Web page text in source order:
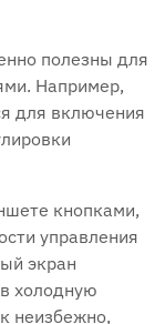
полезны для
Например,
для включения
кнопками,
управления
экран
холодную
неизбежно,